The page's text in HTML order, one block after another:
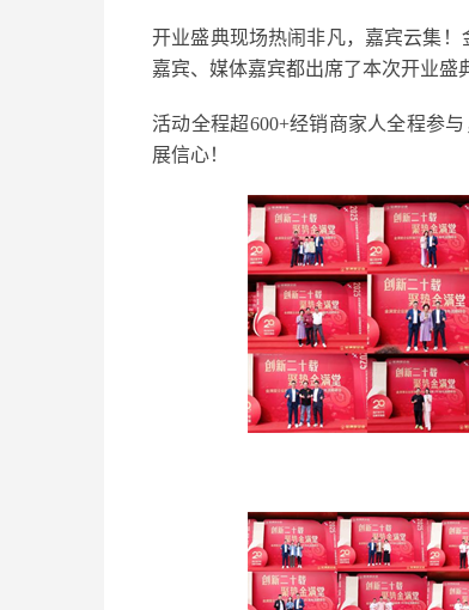
开业盛典现场热闹非凡，嘉宾云集
嘉宾、媒体嘉宾都出席了本次开业盛
活动全程超600+经销商家人全程参
展信心！